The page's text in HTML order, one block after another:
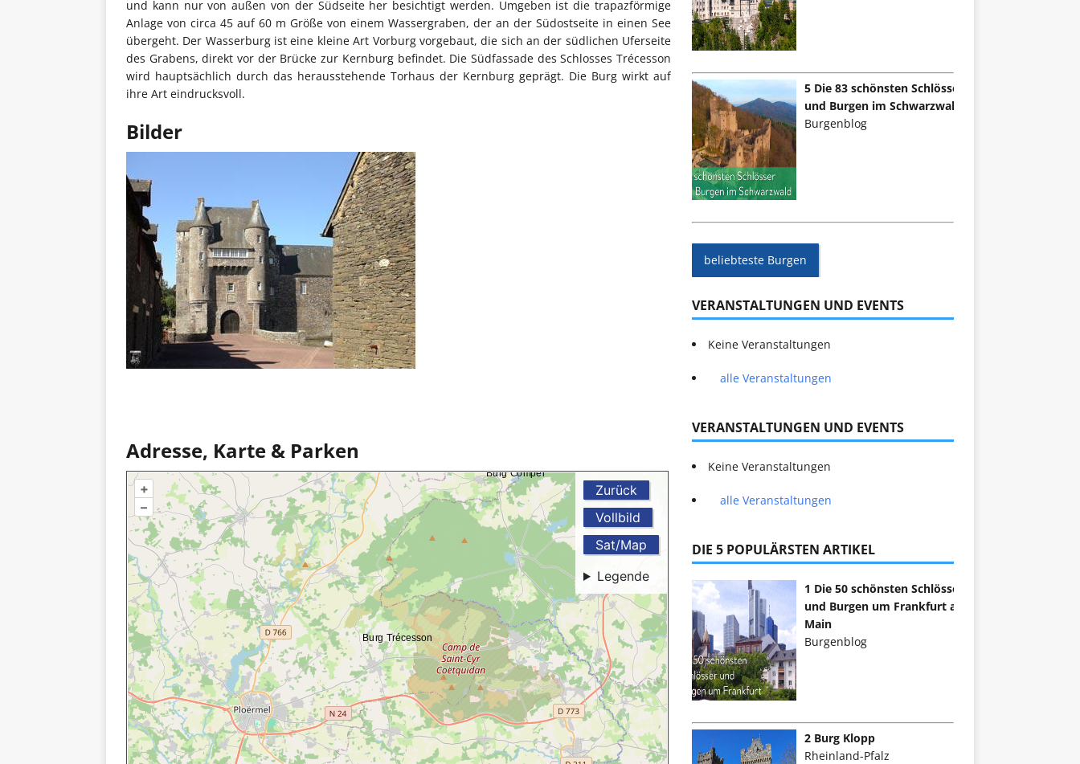
und kann nur von außen von der Südseite her besichtigt werden. Umgeben ist die trapazförmige
Anlage von circa 45 auf 60 m Größe von einem Wassergraben, der an der Südostseite in einen See
übergeht. Der Wasserburg ist eine kleine Art Vorburg vorgebaut, die sich an der südlichen Uferseite
des Grabens, direkt vor der Brücke zur Kernburg befindet. Die Südfassade des Schlosses Trécesson
wird hauptsächlich durch das herausstehende Torhaus der Kernburg geprägt. Die Burg wirkt auf
ihre Art eindrucksvoll.
Bilder
Adresse, Karte & Parken
5 Die 83 schönsten Schlösser
und Burgen im Schwarzwald
Burgenblog
beliebteste Burgen
VERANSTALTUNGEN UND EVENTS
Keine Veranstaltungen
alle Veranstaltungen
VERANSTALTUNGEN UND EVENTS
Keine Veranstaltungen
alle Veranstaltungen
DIE 5 POPULÄRSTEN ARTIKEL
1 Die 50 schönsten Schlösser
und Burgen um Frankfurt am
Main
Burgenblog
2 Burg Klopp
Rheinland-Pfalz